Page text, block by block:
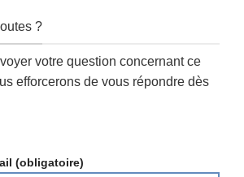
?
votre question concernant ce
efforcerons de vous répondre dès
(obligatoire)